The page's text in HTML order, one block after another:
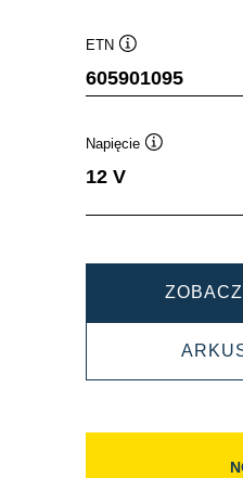
ETN
605901095
Napięcie
12 V